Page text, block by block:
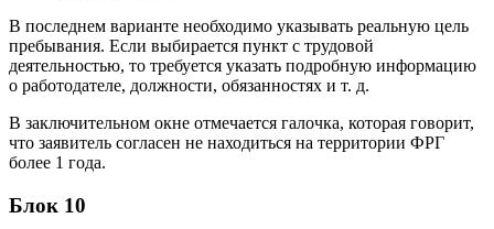
В последнем варианте необходимо указывать реальную цель
пребывания. Если выбирается пункт с трудовой
деятельностью, то требуется указать подробную информацию
о работодателе, должности, обязанностях и т. д.
В заключительном окне отмечается галочка, которая говорит,
что заявитель согласен не находиться на территории ФРГ
более 1 года.
Блок 10